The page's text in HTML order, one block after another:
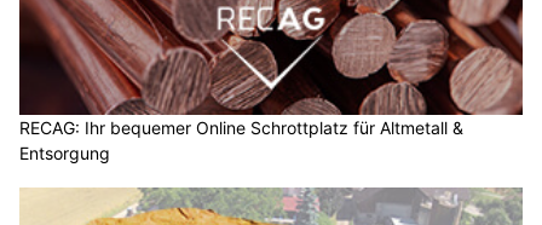
RECAG: Ihr bequemer Online Schrottplatz für Altmetall &
Entsorgung